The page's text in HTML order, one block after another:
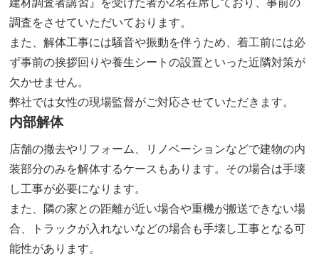
調査をさせていただいております。
また、解体工事には騒音や振動を伴うため、着工前には必
ず事前の挨拶回りや養生シートの設置といった近隣対策が
欠かせません。
弊社では女性の現場監督がご対応させていただきます。
内部解体
店舗の撤去やリフォーム、リノベーションなどで建物の内
装部分のみを解体するケースもあります。その場合は手壊
し工事が必要になります。
また、隣の家との距離が近い場合や重機が搬送できない場
合、トラックが入れないなどの場合も手壊し工事となる可
能性があります。